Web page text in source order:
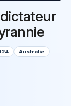
Australie